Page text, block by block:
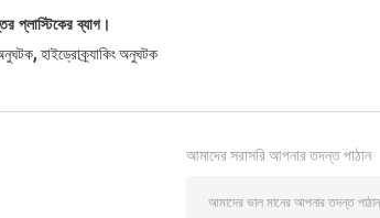
প্লাস্টিকের ব্যাগ।
, হাইড্রোক্র্যাকিং অনুঘটক
আমাদের সরাসরি আপনার তদন্ত পাঠান